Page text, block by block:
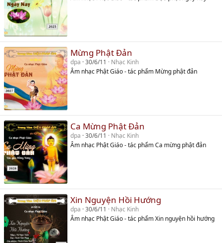
Mừng Phật Đản
dpa 30/6/11
Nhạc Kinh
Âm nhạc Phật Giáo - tác phẩm Mừng phật đản
Ca Mừng Phật Đản
dpa 30/6/11
Nhạc Kinh
Âm nhạc Phật Giáo - tác phẩm Ca mừng phật đản
Xin Nguyện Hồi Hướng
dpa 30/6/11
Nhạc Kinh
Âm nhạc Phật Giáo - tác phẩm Xin nguyện hồi hướng